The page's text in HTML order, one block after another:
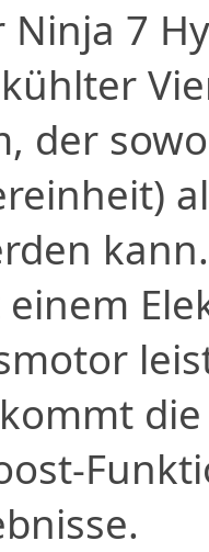
Ninja 7
der